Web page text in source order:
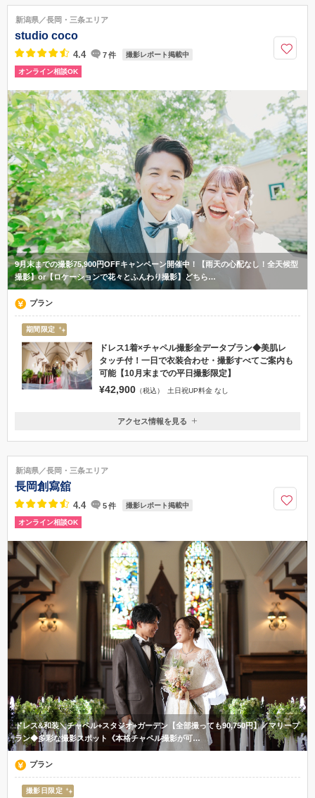
025-255-5007
新潟県／長岡・三条エリア
studio coco
4.4 7件 撮影レポート掲載中
オンライン相談OK
9月末までの撮影75,900円OFFキャンペーン開催中！【雨天の心配なし！全天候型
撮影】or【ロケーションで花々とふんわり撮影】どちら…
プラン
期間限定
ドレス1着×チャペル撮影全データプラン◆美肌レ
タッチ付！一日で衣装合わせ・撮影すべてご案内も
可能【10月末までの平日撮影限定】
¥42,900 （税込） 土日祝UP料金 なし
新潟県長岡市古正寺 3-39
0258-86-6029
アクセス情報を見る
新潟県／長岡・三条エリア
長岡創寫舘
4.4 5件 撮影レポート掲載中
オンライン相談OK
ドレス&和装＼チャペル+スタジオ+ガーデン【全部撮っても90,750円】／マリープ
ラン◆多彩な撮影スポット《本格チャペル撮影が可…
プラン
撮影日限定